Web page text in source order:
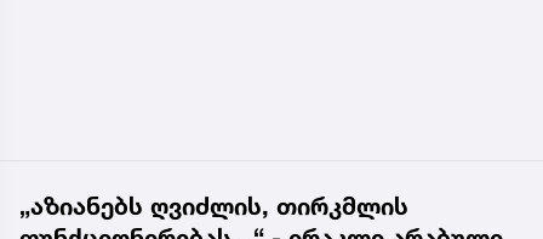
„აზიანებს ღვიძლის, თირკმლის